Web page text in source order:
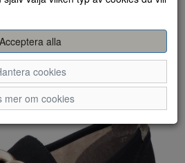
Acceptera alla
cookies
mer om cookies